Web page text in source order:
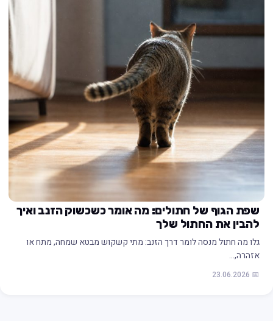
שפת הגוף של חתולים: מה אומר כשכשוק הזנב ואיך
להבין את החתול שלך
גלו מה חתול מנסה לומר דרך הזנב: מתי קשקוש מבטא שמחה, מתח או
אזהרה,…
📅 23.06.2026